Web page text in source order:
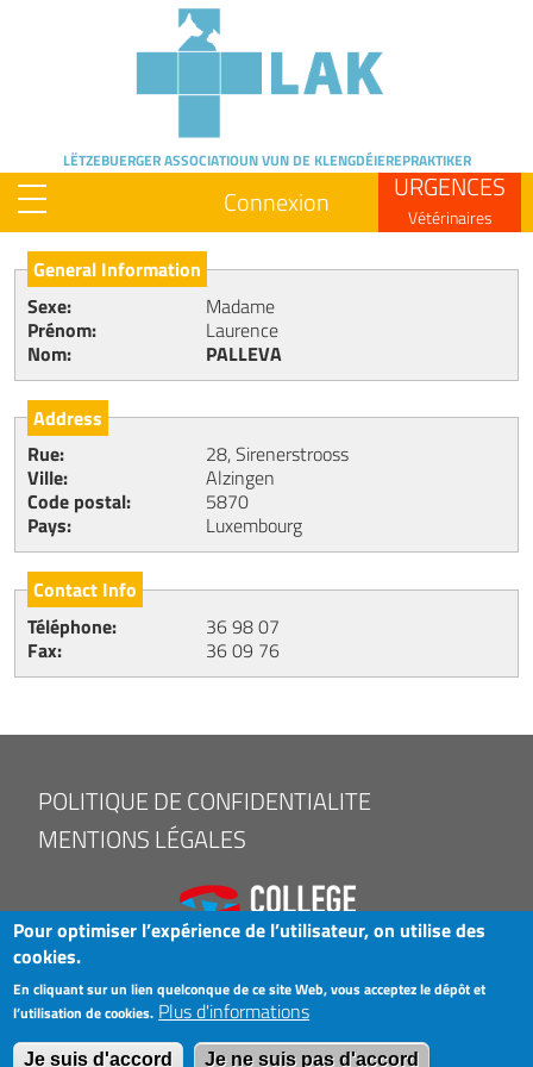
LËTZEBUERGER ASSOCIATIOUNVUN DE KLENGDÉIEREPRAKTIKER
URGENCES
Vétérinaires
Connexion
General Information
Sexe
Madame
Prénom
Laurence
Nom
PALLEVA
Address
Rue
28, Sirenerstrooss
Ville
Alzingen
Code postal
5870
Pays
Luxembourg
Contact Info
Téléphone
36 98 07
Fax
36 09 76
FOOTER
MENU
POLITIQUE DE CONFIDENTIALITE
MENTIONS LÉGALES
COPYRIGHT © 2025 LAK
Pour optimiser l’expérience de l’utilisateur, on utilise des
cookies.
En cliquant sur un lien quelconque de ce site Web, vous acceptez le dépôt et
l’utilisation de cookies. Plus d'informations
Je suis d'accord Je ne suis pas d'accord